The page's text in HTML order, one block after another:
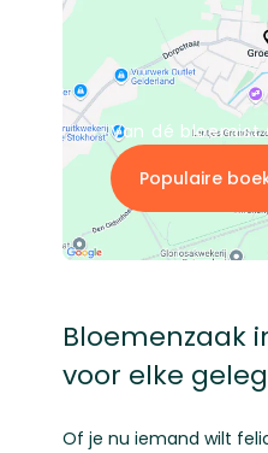
Van dé bloemist
Populaire
Bloemenzaak
voor elke
Of je nu iemand wilt